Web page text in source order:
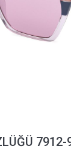
7912-